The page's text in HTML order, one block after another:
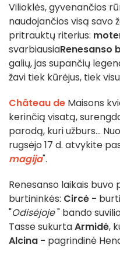
Vilioklės, gyvenančios
naudojančios visą
pritrauktų riterius:
svarbiausiaRenesanso
galių, jas supančių
žavi tiek kūrėjus, tiek
Château de Maisons
kerinčią visatą,
parodą, kuri užburs...
rugsėjo 17 d. atvykite
magija".
Renesanso laikais buvo
burtininkės: Circė -
"Odisėjoje" bando
Tasse sukurtaArmidė,
Alcina - pagrindinė